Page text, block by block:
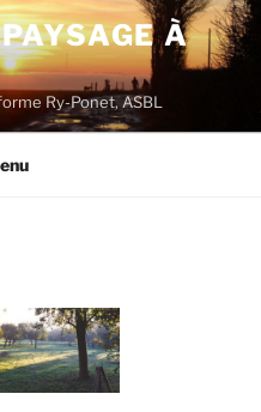
À
Ry-Ponet, ASBL